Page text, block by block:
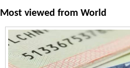
Most viewed from World